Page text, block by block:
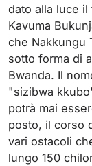
dato alla luce
Kavuma
che Nakkungu
sotto forma di
Bwanda. Il
"sizibwa
potrà mai
posto, il corso
vari ostacoli
lungo 150